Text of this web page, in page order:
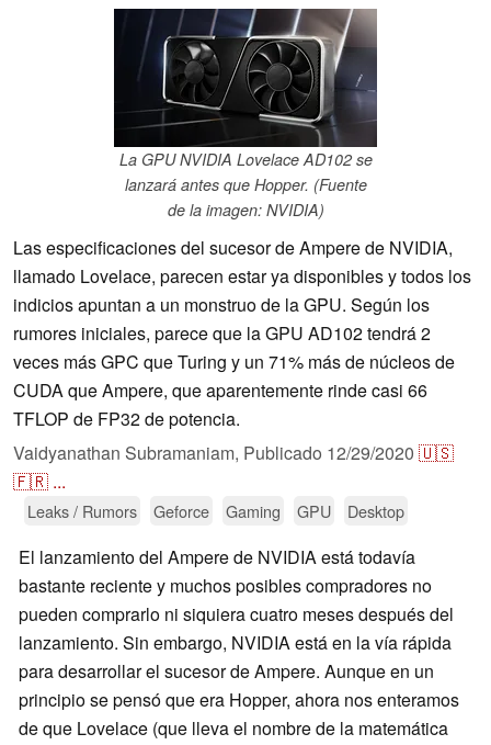
La GPU NVIDIA Lovelace AD102 se
lanzará antes que Hopper. (Fuente
de la imagen: NVIDIA)
Las especificaciones del sucesor de Ampere de NVIDIA,
llamado Lovelace, parecen estar ya disponibles y todos los
indicios apuntan a un monstruo de la GPU. Según los
rumores iniciales, parece que la GPU AD102 tendrá 2
veces más GPC que Turing y un 71% más de núcleos de
CUDA que Ampere, que aparentemente rinde casi 66
TFLOP de FP32 de potencia.
Vaidyanathan Subramaniam, Publicado 12/29/2020 🇺🇸
🇫🇷 ...
Leaks / Rumors Geforce Gaming GPU Desktop
El lanzamiento del Ampere de NVIDIA está todavía
bastante reciente y muchos posibles compradores no
pueden comprarlo ni siquiera cuatro meses después del
lanzamiento. Sin embargo, NVIDIA está en la vía rápida
para desarrollar el sucesor de Ampere. Aunque en un
principio se pensó que era Hopper, ahora nos enteramos
de que Lovelace (que lleva el nombre de la matemática